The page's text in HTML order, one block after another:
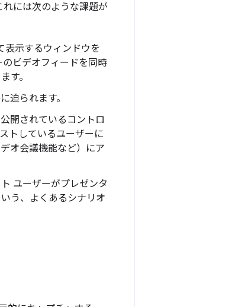
には次のような課題が
表示するウィンドウを
ビデオフィードを同時
す。
迫られます。
開されているコントロ
トしているユーザーに
オ会議機能など）にア
ユーザーがプレゼンタ
う、よくあるシナリオ